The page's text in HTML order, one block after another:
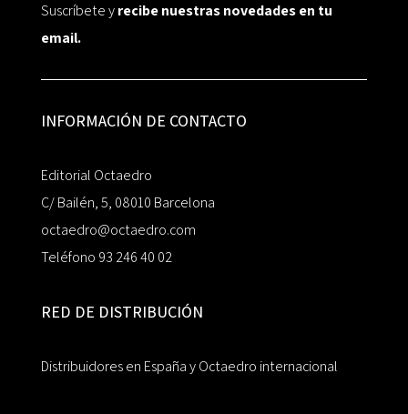
Suscríbete yrecibe nuestras novedades en tu
email.
INFORMACIÓN DE CONTACTO
Editorial Octaedro
C/ Bailén, 5, 08010 Barcelona
octaedro@octaedro.com
Teléfono 93 246 40 02
RED DE DISTRIBUCIÓN
Distribuidores en España y Octaedro internacional